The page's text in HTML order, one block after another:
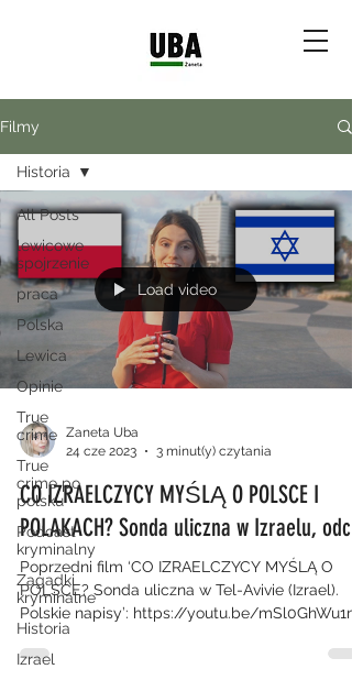
Filmy
All Posts
lewicowe
spojrzenie
praca
Polska
Lewica
Opinie
True
crime
True
crime po
polsku
Podcast
kryminalny
Zagadki
kryminalne
Historia
Izrael
Historia
Load video
Zaneta Uba
24 cze 2023
3 minut(y) czytania
CO IZRAELCZYCY MYŚLĄ O POLSCE I
POLAKACH? Sonda uliczna w Izraelu,
Poprzedni film ‘CO IZRAELCZYCY MYŚLĄ O
POLSCE? Sonda uliczna w Tel-Avivie (Izrael).
Polskie napisy’: https://youtu.be/
Hej!...